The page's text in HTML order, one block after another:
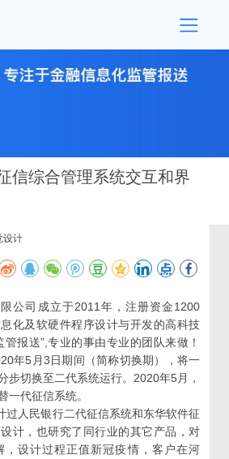
信综合管理系统交互和界
设计
公司成立于2011年，注册资金1200
化及软硬件程序设计与开发的高科技
报送”,专业的事由专业的团队来做！
年5月3日期间（简称切换期），将一
步切换至二代系统运行。2020年5月，
一代征信系统。
过人民银行二代征信系统和东华软件征
计，也研究了同行业的其它产品，对
，设计过程正值新冠疫情，客户在河